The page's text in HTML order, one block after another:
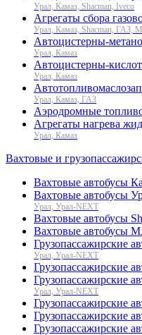
Урал, Камаз, Shacman, Iveco
Агрегаты сбора
Урал, Камаз, Shacman, ГАЗ,
Автоцистерны-
Урал, Камаз
Автоцистерны-
Урал, Камаз
Урал, Камаз, ГАЗ
Аэродромные
Агрегаты нагрева
Урал, Камаз
Вахтовые и
Вахтовые автобусы
Вахтовые автобусы
Урал, Урал-NEXT
Вахтовые автобусы
Вахтовые автобусы
Грузопассажирские
Урал, Урал-NEXT
Грузопассажирские
Грузопассажирские
Урал, Урал-NEXT
Грузопассажирские
Грузопассажирские
Грузопассажирские